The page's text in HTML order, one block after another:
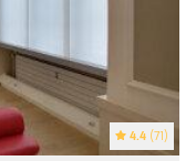
4.4 (71)